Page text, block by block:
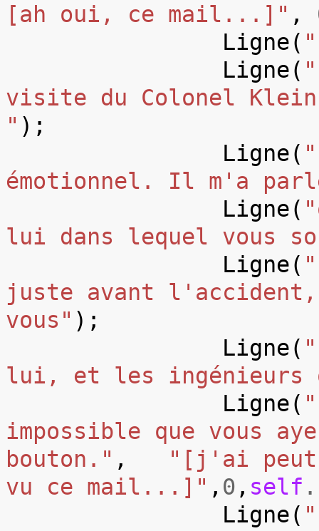
[ah oui, ce mail...]" ,
Ligne(
Ligne(
visite du Colonel
" );
Ligne(
émotionnel. Il m'a
Ligne(
lui dans lequel vous
Ligne(
juste avant
vous" );
Ligne(
lui, et les ingénieurs
Ligne(
impossible que vous
bouton." ,
"[j'ai
vu ce mail...]" , 0 , self .
Ligne(